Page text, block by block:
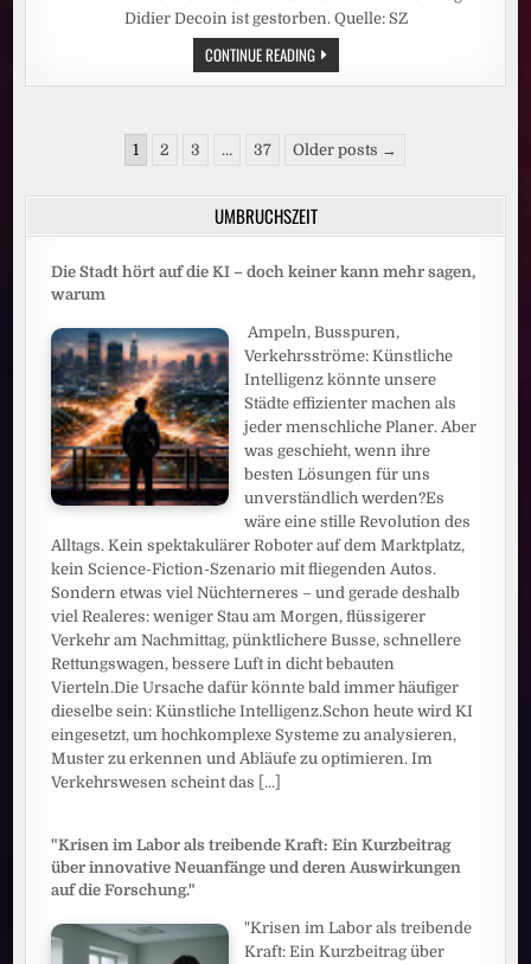
Didier Decoin ist gestorben. Quelle: SZ
CONTINUE READINGAUTOR
DIDIER
DECOIN
MEISTER
DER
Seitennummerierung
1 2 3 … 37 Older posts →
UMBRUCHSZEIT
Die Stadt hört auf die KI – doch keiner kann mehr sagen,
warum
Ampeln, Busspuren,
Verkehrsströme: Künstliche
Intelligenz könnte unsere
Städte effizienter machen als
jeder menschliche Planer. Aber
was geschieht, wenn ihre
besten Lösungen für uns
unverständlich werden?Es
wäre eine stille Revolution des
Alltags. Kein spektakulärer Roboter auf dem Marktplatz,
kein Science-Fiction-Szenario mit fliegenden Autos.
Sondern etwas viel Nüchterneres – und gerade deshalb
viel Realeres: weniger Stau am Morgen, flüssigerer
Verkehr am Nachmittag, pünktlichere Busse, schnellere
Rettungswagen, bessere Luft in dicht bebauten
Vierteln.Die Ursache dafür könnte bald immer häufiger
dieselbe sein: Künstliche Intelligenz.Schon heute wird KI
eingesetzt, um hochkomplexe Systeme zu analysieren,
Muster zu erkennen und Abläufe zu optimieren. Im
Verkehrswesen scheint das
[...]
"Krisen im Labor als treibende Kraft: Ein Kurzbeitrag
über innovative Neuanfänge und deren Auswirkungen
auf die Forschung."
"Krisen im Labor als treibende
Kraft: Ein Kurzbeitrag über